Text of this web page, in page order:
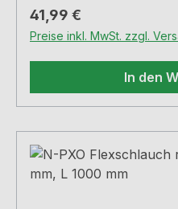
Regulärer Preis:
41,99 €
Preise inkl. MwSt. zzgl.
In den